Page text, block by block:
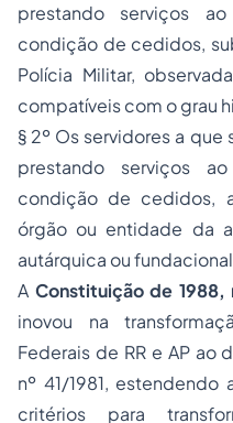
prestando serviços
condição de cedidos,
Polícia Militar,
compatíveis com o grau
§ 2º Os servidores a
prestando serviços
condição de cedidos,
órgão ou entidade da
autárquica ou
A Constituição de 1988,
inovou na
Federais de RR e AP ao
nº 41/1981,
critérios para